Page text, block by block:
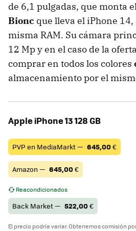
de 6,1 pulgadas, que monta
Bionc que lleva el iPhone 14,
misma RAM. Su cámara
12 Mp y en el caso de la
comprar en todos los colores
almacenamiento por el
Apple iPhone 13 128 GB
PVP en MediaMarkt — 645,00€
Amazon — 645,00€
Reacondicionados
Back Market — 522,00€
El precio podría variar. Obtenemos comisión